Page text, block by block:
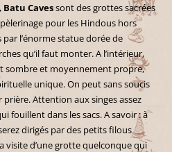
Batu Cavessont des grottes sacrées
pour les Hindous hors
l’énorme statue dorée de
qu’il faut monter. A l’intérieur,
sombre et moyennement propre,
unique. On peut sans soucis
Attention aux singes assez
fouillent dans les sacs. A savoir : à
dirigés par des petits filous
visite d’une grotte quelconque qui